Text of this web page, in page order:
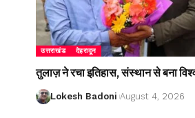
उत्तराखंड देहरादून
तुलाज़ ने रचा इतिहास, संस्थान से बना
Lokesh Badoni August 4, 2026